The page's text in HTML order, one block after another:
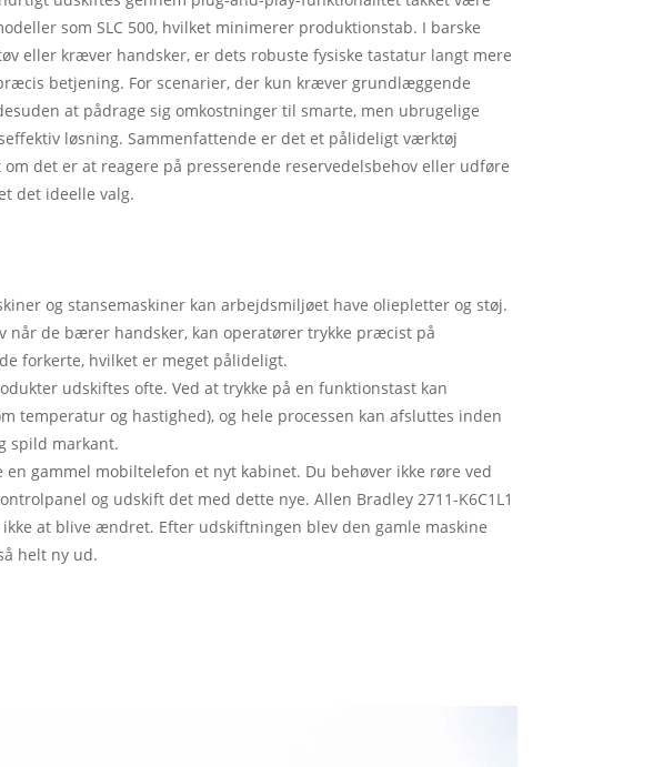
som SLC 500, hvilket minimerer produktionstab. I barske
eller kræver handsker, er dets robuste fysiske tastatur langt mere
betjening. For scenarier, der kun kræver grundlæggende
at pådrage sig omkostninger til smarte, men ubrugelige
løsning. Sammenfattende er det et pålideligt værktøj
det er at reagere på presserende reservedelsbehov eller udføre
det ideelle valg.
og stansemaskiner kan arbejdsmiljøet have oliepletter og støj.
når de bærer handsker, kan operatører trykke præcist på
forkerte, hvilket er meget pålideligt.
udskiftes ofte. Ved at trykke på en funktionstast kan
temperatur og hastighed), og hele processen kan afsluttes inden
spild markant.
gammel mobiltelefon et nyt kabinet. Du behøver ikke røre ved
og udskift det med dette nye. Allen Bradley 2711-K6C1L1
at blive ændret. Efter udskiftningen blev den gamle maskine
helt ny ud.